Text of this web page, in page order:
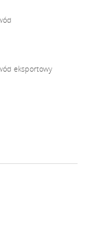
eksportowy